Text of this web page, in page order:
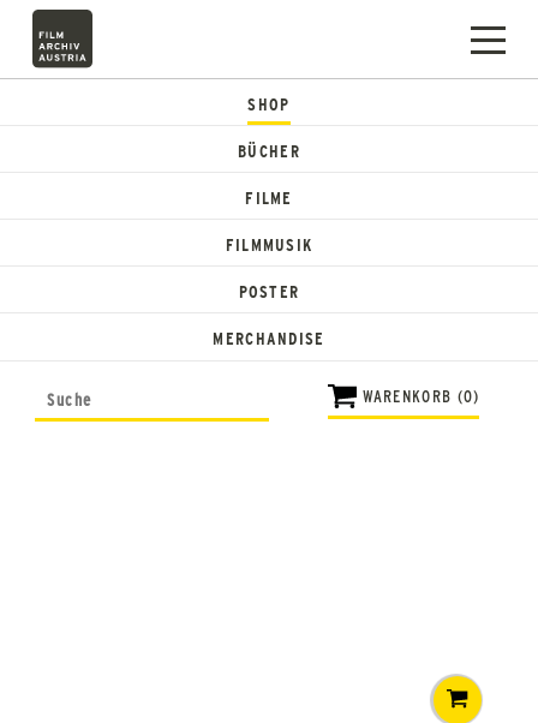
SHOP
BÜCHER
FILME
FILMMUSIK
POSTER
MERCHANDISE
WARENKORB (0)